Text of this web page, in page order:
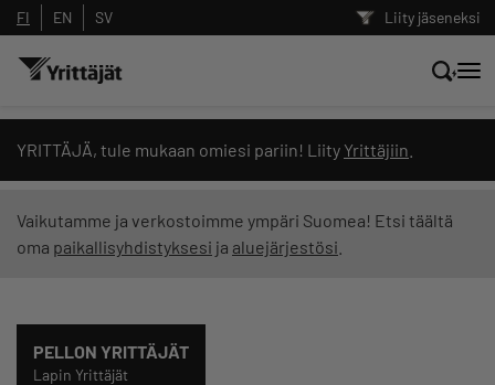
Liity jäseneksi
FI EN SV
YRITTÄJÄ, tule mukaan omiesi pariin! Liity Yrittäjiin
Vaikutamme ja verkostoimme ympäri Suomea! Etsi täältä
oma paikallisyhdistyksesi ja aluejärjestösi
PELLON YRITTÄJÄT
Lapin Yrittäjät
Hae sivustolta tai kysy suoraan
Yrittäjien tekoälyltä
Suodata hakutuloksia: näytä kaikki sisältö